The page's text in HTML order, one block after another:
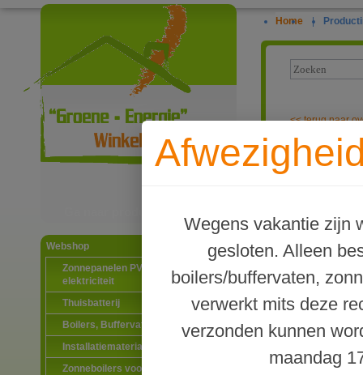
Webshop
Zonnepanelen PV-systemen
elektriciteit
Thuisbatterij
Boilers, Buffervaten en toebehoren
Installatiematerialen
Zonneboilers voor warmtapwater en
Home |
Wegens vakantie zijn
gesloten. Alleen
boilers/buffervaten,
verwerkt mits deze
verzonden kunnen
maandag
<<terug naar
Collector-